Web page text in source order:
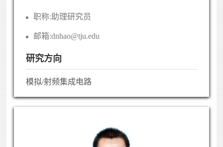
职称:助理研究员
邮箱:dnhao@tju.edu
研究方向
模拟/射频集成电路